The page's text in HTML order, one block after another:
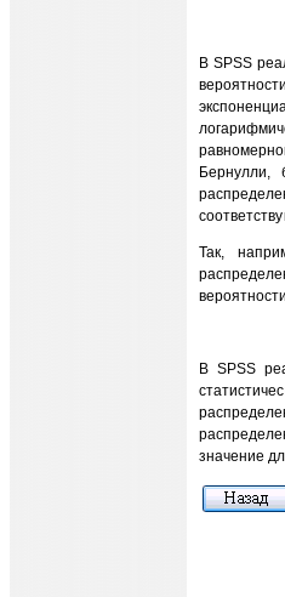
В SPSS
Бернулли,
Так,
В SPSS
значение